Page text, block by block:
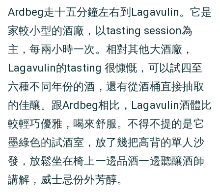
Ardbeg走十五分鐘左右到Lagavulin。它是
家較小型的酒廠，以tasting session為
主，每兩小時一次。相對其他大酒廠，
Lagavulin的tasting 很慷慨，可以試四至
六種不同年份的酒，還有從酒桶直接抽取
的佳釀。跟Ardbeg相比，Lagavulin酒體比
較輕巧優雅，喝來舒服。不得不提的是它
墨綠色的試酒室，放了幾把高背的單人沙
發，放鬆坐在椅上一邊品酒一邊聽釀酒師
講解，威士忌份外芳醇。